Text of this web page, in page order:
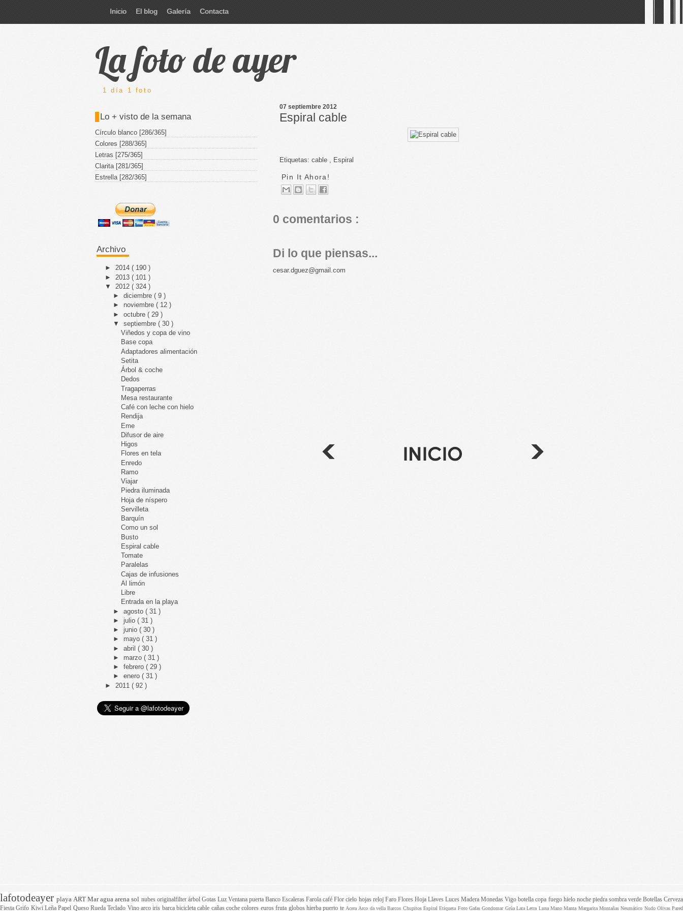
Inicio El blog Galería Contacta
La foto de ayer
1 día 1 foto
07 septiembre 2012
Espiral cable
Etiquetas: cable Espiral
Pin It Ahora!
0 comentarios :
Di lo que piensas...
cesar.dguez@gmail.com
Lo + visto de la semana
Círculo blanco [286/365]
Colores [288/365]
Letras [275/365]
Clarita [281/365]
Estrella [282/365]
Archivo
► 2014 ( 190 )
► 2013 ( 101 )
▼ 2012 ( 324 )
► diciembre ( 9 )
► noviembre ( 12 )
► octubre ( 29 )
▼ septiembre ( 30 )
Viñedos y copa de vino
Base copa
Adaptadores alimentación
Setita
Árbol & coche
Dedos
Tragaperras
Mesa restaurante
Café con leche con hielo
Rendija
Eme
Difusor de aire
Higos
Flores en tela
Enredo
Ramo
Viajar
Piedra iluminada
Hoja de níspero
Servilleta
Barquín
Como un sol
Busto
Espiral cable
Tomate
Paralelas
Cajas de infusiones
Al limón
Libre
Entrada en la playa
► agosto ( 31 )
► julio ( 31 )
► junio ( 30 )
► mayo ( 31 )
► abril ( 30 )
► marzo ( 31 )
► febrero ( 29 )
► enero ( 31 )
► 2011 ( 92 )
lafotodeayerplaya ARTMaraguaarenasol nubes originalfilter árbol Gotas Luz VentanapuertaBancoEscalerasFarolacaféFlorcielo hojas reloj Faro Flores Hoja LlavesLucesMaderaMonedasVigobotellacopa fuego hielo noche piedra sombra verde BotellasCerveza
FiestaGrifo KiwiLeñaPapel QuesoRuedaTeclado Vinoarco iris barcabicicletacable cañascochecolores eurosfruta globos hierbapuerto te Acera Arco da vellaBarcos Chupitos EspiralEtiqueta Foto GafasGondomar Grúa LataLetra LunaManoManta MargaritaMontañasNeumático NudoOlivasPared